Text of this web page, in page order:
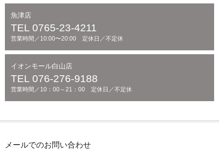
魚津店
TEL 0765-23-4211
営業時間／10:00〜20:00 定休日／不定休
イオンモール白山店
TEL 076-276-9188
営業時間／10：00～21：00 定休日／不定休
メールでのお問い合わせ